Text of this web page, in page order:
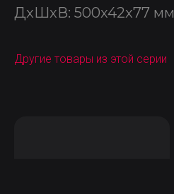
ДxШxВ: 500x42x77 мм
Другие товары из этой серии